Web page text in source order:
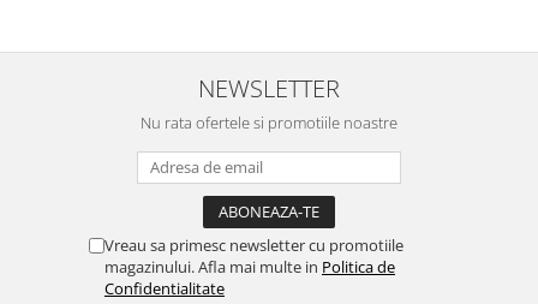
NEWSLETTER
Nu rata ofertele si promotiile noastre
Vreau sa primesc newsletter cu promotiile
magazinului. Afla mai multe in Politica de
Confidentialitate